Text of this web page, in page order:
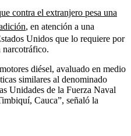
contra el extranjero pesa una
, en atención a una
Unidos que lo requiere por
narcotráfico.
diésel, avaluado en medio
similares al denominado
Unidades de la Fuerza Naval
Cauca”, señaló la